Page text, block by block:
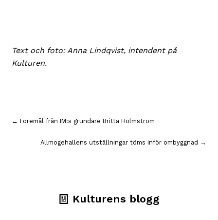
Text och foto: Anna Lindqvist, intendent på
Kulturen.
Inläggsnavigering
← Föremål från IM:s grundare Britta Holmström
Allmogehallens utställningar töms inför ombyggnad →
Kulturens blogg